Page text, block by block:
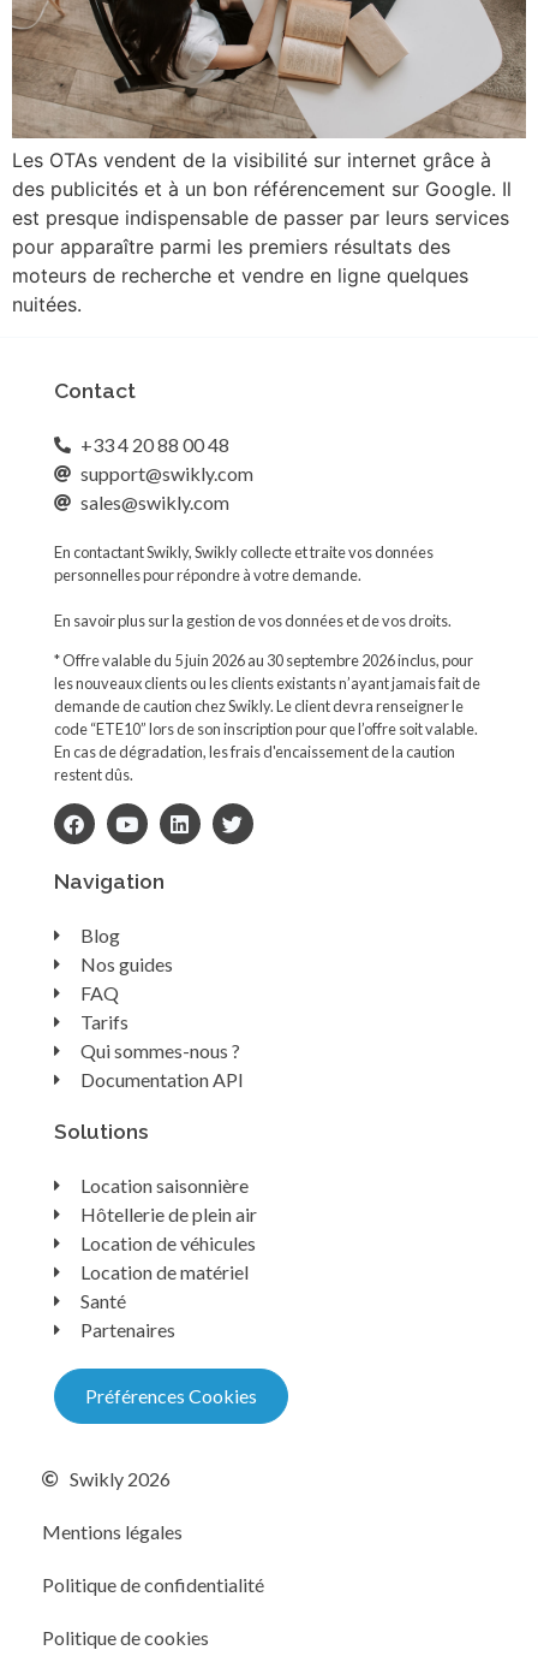
Les OTAs vendent de la visibilité sur internet grâce à
des publicités et à un bon référencement sur Google. Il
est presque indispensable de passer par leurs services
pour apparaître parmi les premiers résultats des
moteurs de recherche et vendre en ligne quelques
nuitées.
Contact
+33 4 20 88 00 48
support@swikly.com
sales@swikly.com
En contactant Swikly, Swikly collecte et traite vos données
personnelles pour répondre à votre demande.
En savoir plus sur la gestion de vos données et de vos droits.
* Offre valable du 5 juin 2026 au 30 septembre 2026 inclus, pour
les nouveaux clients ou les clients existants n’ayant jamais fait de
demande de caution chez Swikly. Le client devra renseigner le
code “ETE10” lors de son inscription pour que l’offre soit valable.
En cas de dégradation, les frais d'encaissement de la caution
restent dûs.
Navigation
Blog
Nos guides
FAQ
Tarifs
Qui sommes-nous ?
Documentation API
Solutions
Location saisonnière
Hôtellerie de plein air
Location de véhicules
Location de matériel
Santé
Partenaires
Préférences Cookies
Swikly 2026
Mentions légales
Politique de confidentialité
Politique de cookies